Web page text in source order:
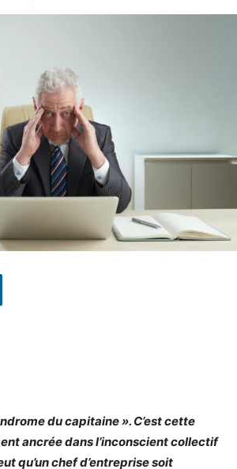
du capitaine ». C’est cette
ancrée dans l’inconscient collectif
qu’un chef d’entreprise soit